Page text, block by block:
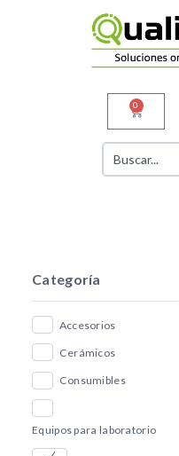
0
Categoría
Accesorios
Cerámicos
Consumibles
Equipos para laboratorio